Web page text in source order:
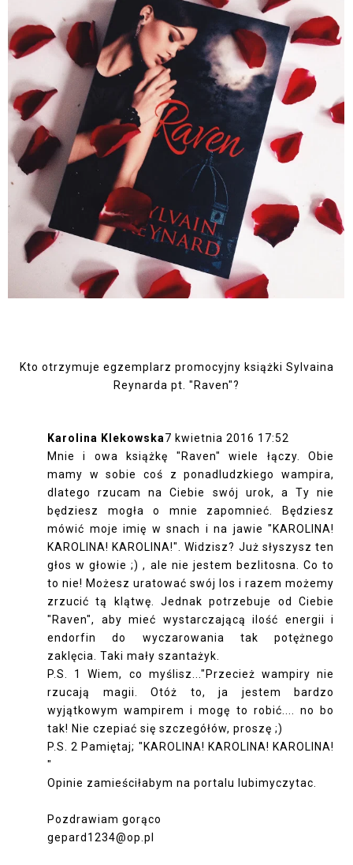
Kto otrzymuje egzemplarz promocyjny książki Sylvaina
Reynarda pt. "Raven"?
Karolina Klekowska7 kwietnia 2016 17:52
Mnie i owa książkę "Raven" wiele łączy. Obie
mamy w sobie coś z ponadludzkiego wampira,
dlatego rzucam na Ciebie swój urok, a Ty nie
będziesz mogła o mnie zapomnieć. Będziesz
mówić moje imię w snach i na jawie "KAROLINA!
KAROLINA! KAROLINA!". Widzisz? Już słyszysz ten
głos w głowie ;) , ale nie jestem bezlitosna. Co to
to nie! Możesz uratować swój los i razem możemy
zrzucić tą klątwę. Jednak potrzebuje od Ciebie
"Raven", aby mieć wystarczającą ilość energii i
endorfin do wyczarowania tak potężnego
zaklęcia. Taki mały szantażyk.
P.S. 1 Wiem, co myślisz..."Przecież wampiry nie
rzucają magii. Otóż to, ja jestem bardzo
wyjątkowym wampirem i mogę to robić.... no bo
tak! Nie czepiać się szczegółów, proszę ;)
P.S. 2 Pamiętaj; "KAROLINA! KAROLINA! KAROLINA!
"
Opinie zamieściłabym na portalu lubimyczytac.
Pozdrawiam gorąco
gepard1234@op.pl